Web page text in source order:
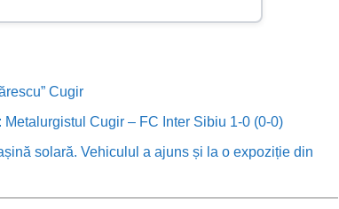
Cugir
Cugir – FC Inter Sibiu 1-0 (0-0)
solară. Vehiculul a ajuns și la o expoziție din